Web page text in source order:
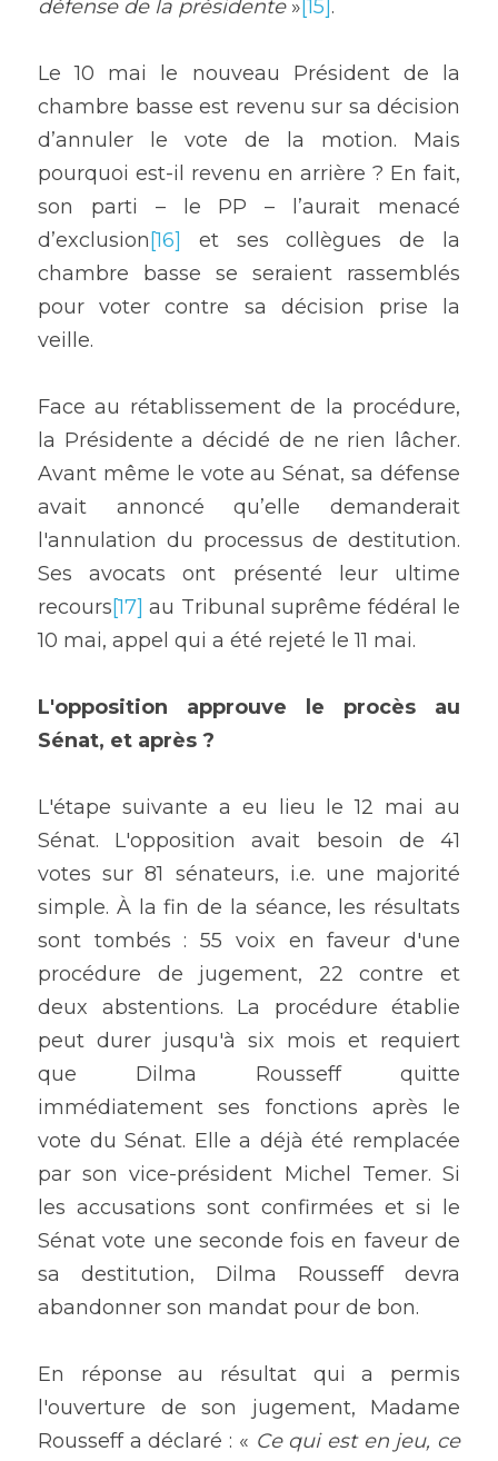
défense de la présidente » [15] .
Le 10 mai le nouveau Président de la
chambre basse est revenu sur sa décision
d’annuler le vote de la motion. Mais
pourquoi est-il revenu en arrière ? En fait,
son parti – le PP – l’aurait menacé
d’exclusion [16]
et ses collègues de la
chambre basse se seraient rassemblés
pour voter contre sa décision prise la
veille.
Face au rétablissement de la procédure,
la Présidente a décidé de ne rien lâcher.
Avant même le vote au Sénat, sa défense
avait annoncé qu’elle demanderait
l'annulation du processus de destitution.
Ses avocats ont présenté leur ultime
recours[17] au Tribunal suprême fédéral le
10 mai, appel qui a été rejeté le 11 mai.
L'opposition approuve le procès au
Sénat, et après ?
L'étape suivante a eu lieu le 12 mai au
Sénat. L'opposition avait besoin de 41
votes sur 81 sénateurs, i.e. une majorité
simple. À la fin de la séance, les résultats
sont tombés : 55 voix en faveur d'une
procédure de jugement, 22 contre et
deux abstentions. La procédure établie
peut durer jusqu'à six mois et requiert
que Dilma Rousseff quitte
immédiatement ses fonctions après le
vote du Sénat. Elle a déjà été remplacée
par son vice-président Michel Temer. Si
les accusations sont confirmées et si le
Sénat vote une seconde fois en faveur de
sa destitution, Dilma Rousseff devra
abandonner son mandat pour de bon.
En réponse au résultat qui a permis
l'ouverture de son jugement, Madame
Rousseff a déclaré : « Ce qui est en jeu, ce